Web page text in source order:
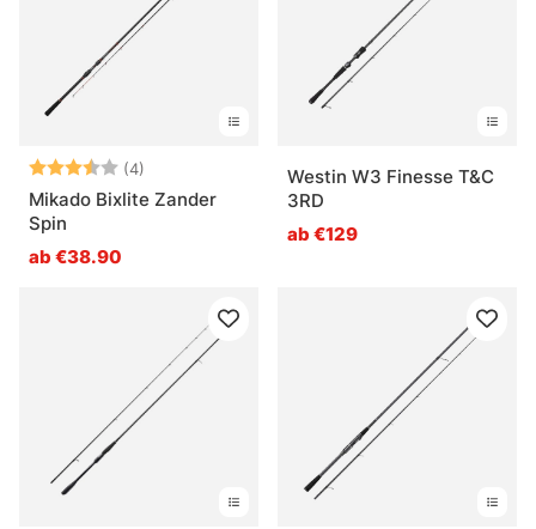
Bewertung:(4)
3.8 von 5 Sternen
Mikado Bixlite Zander
Spin
ab €38.90
Westin W3 Finesse T&C
3RD
ab €129